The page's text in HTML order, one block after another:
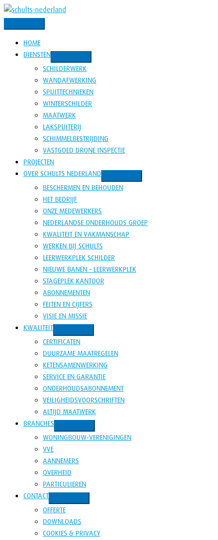
Ga
naar
de
inhoudHOME
DIENSTEN
SCHILDERWERK
WANDAFWERKING
SPUITTECHNIEKEN
WINTERSCHILDER
MAATWERK
LAKSPUITERIJ
SCHIMMELBESTRIJDING
VASTGOED DRONE INSPECTIE
PROJECTEN
OVER SCHULTS NEDERLAND
BESCHERMEN EN BEHOUDEN
HET BEDRIJF
ONZE MEDEWERKERS
NEDERLANDSE ONDERHOUDS GROEP
KWALITEIT EN VAKMANSCHAP
WERKEN BIJ SCHULTS
LEERWERKPLEK SCHILDER
NIEUWE BANEN – LEERWERKPLEK
STAGEPLEK KANTOOR
ABONNEMENTEN
FEITEN EN CIJFERS
VISIE EN MISSIE
KWALITEIT
CERTIFICATEN
DUURZAME MAATREGELEN
KETENSAMENWERKING
SERVICE EN GARANTIE
ONDERHOUDSABONNEMENT
VEILIGHEIDSVOORSCHRIFTEN
ALTIJD MAATWERK
BRANCHES
WONINGBOUW-VERENIGINGEN
VVE
AANNEMERS
OVERHEID
PARTICULIEREN
CONTACT
OFFERTE
DOWNLOADS
COOKIES & PRIVACY